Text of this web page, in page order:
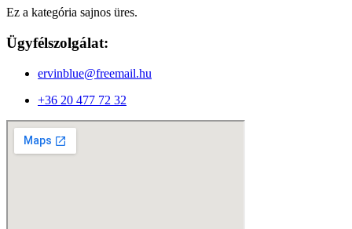
Ez a kategória sajnos üres.
Ügyfélszolgálat:
ervinblue@freemail.hu
+36 20 477 72 32